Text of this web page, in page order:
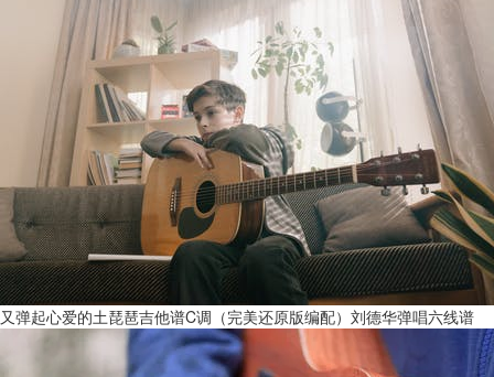
又弹起心爱的土琵琶吉他谱C调（完美还原版编配）刘德华弹唱六线谱